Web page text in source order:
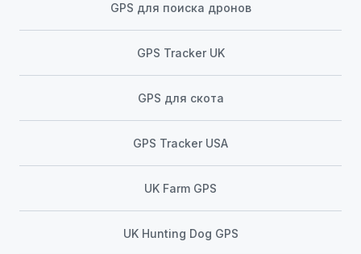
GPS для поиска дронов
GPS Tracker UK
GPS для скота
GPS Tracker USA
UK Farm GPS
UK Hunting Dog GPS